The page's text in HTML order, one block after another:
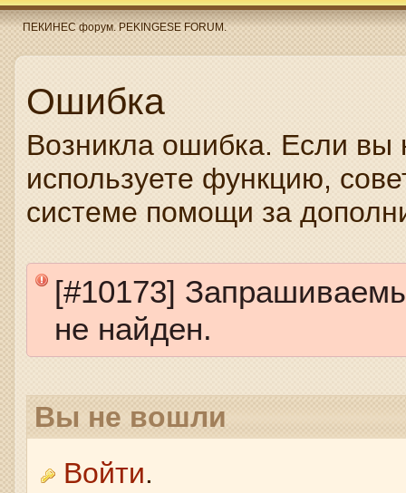
ПЕКИНЕС форум. PEKINGESE FORUM.
Ошибка
Возникла ошибка. Если вы
используете функцию,
системе помощи за
[#10173]
не найден.
Вы не вошли
Войти.